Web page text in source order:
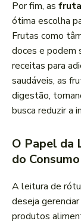
Por fim, as
⁤ótima escolha
Frutas como
doces e podem
receitas para⁤
saudáveis, as
⁣digestão,
busca reduzir a
O Papel da⁣
do
A leitura de
deseja
produtos